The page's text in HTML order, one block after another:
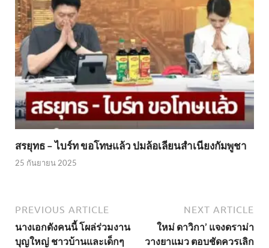
สรยุทธ – ไบร์ท ขอโทษแล้ว ปมล้อเลียนสำเนียงกัมพูชา
25 กันยายน 2025
PREVIOUS ARTICLE
นางเอกดังคนนี้ โผล่ร่วมงาน
บุญใหญ่ ชาวบ้านและเด็กๆ
NEXT ARTICLE
ใหม่ ดาวิกา’ แจงดราม่า
วางยาแมว ตอบชัดควรเลิก